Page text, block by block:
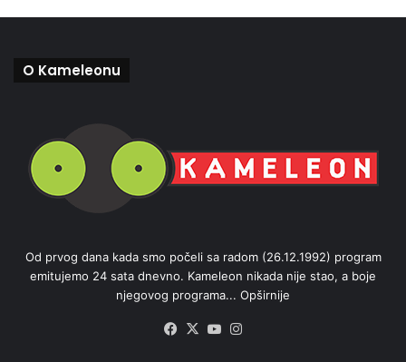
O Kameleonu
Od prvog dana kada smo počeli sa radom (26.12.1992) program
emitujemo 24 sata dnevno. Kameleon nikada nije stao, a boje
njegovog programa... Opširnije
Facebook
X YouTube